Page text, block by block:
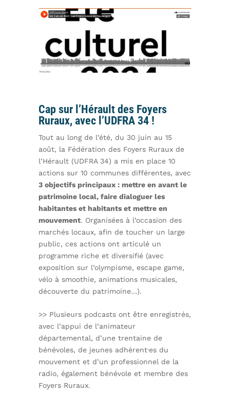
Cap sur l’Hérault des Foyers
Ruraux, avec l’UDFRA 34 !
Tout au long de l’été, du 30 juin au 15
août, la Fédération des Foyers Ruraux de
l’Hérault (UDFRA 34) a mis en place 10
actions sur 10 communes différentes, avec
3 objectifs principaux : mettre en avant le
patrimoine local, faire dialoguer les
habitantes et habitants et mettre en
mouvement. Organisées à l’occasion des
marchés locaux, afin de toucher un large
public, ces actions ont articulé un
programme riche et diversifié (avec
exposition sur l’olympisme, escape game,
vélo à smoothie, animations musicales,
découverte du patrimoine…).
>> Plusieurs podcasts ont être enregistrés,
avec l’appui de l’animateur
départemental, d’une trentaine de
bénévoles, de jeunes adhérent·es du
mouvement et d’un professionnel de la
radio, également bénévole et membre des
Foyers Ruraux.